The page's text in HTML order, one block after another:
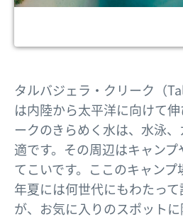
タルバジェラ・クリーク（
は内陸から太平洋に向けて
ークのきらめく水は、水泳
適です。その周辺はキャン
てこいです。ここのキャン
年夏には何世代にもわたっ
が、お気に入りのスポットに